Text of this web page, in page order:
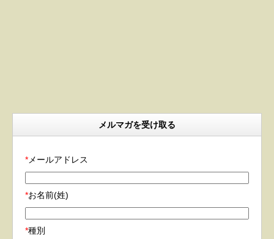
メルマガを受け取る
* メールアドレス
*お名前(姓)
*種別